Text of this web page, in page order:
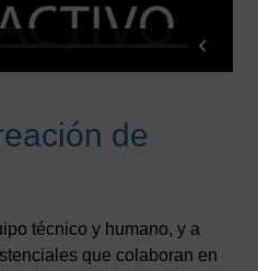
de
técnico y humano, y a
que colaboran en